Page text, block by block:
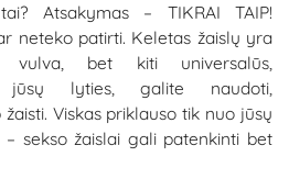
Atsakymas – TIKRAI TAIP!
neteko patirti. Keletas žaislų yra
vulva, bet kiti universalūs,
jūsų lyties, galite naudoti,
Viskas priklauso tik nuo jūsų
sekso žaislai gali patenkinti bet